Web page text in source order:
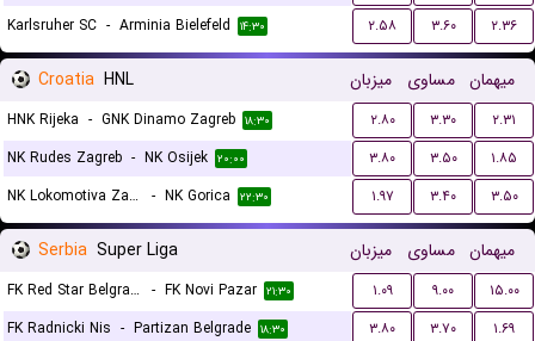
Karlsruher SC - Arminia Bielefeld ۱۴:۳۰ ۲.۵۸ ۳.۶۰ ۲.۳۶
Croatia HNL میزبان مساوی میهمان
HNK Rijeka - GNK Dinamo Zagreb ۱۸:۳۰ ۲.۸۰ ۳.۳۰
۲.۳۱
NK Rudes Zagreb - NK Osijek ۲۰:۰۰ ۳.۸۰ ۳.۵۰
۱.۸۵
NK Lokomotiva Zagreb
- NK Gorica ۲۲:۳۰ ۱.۹۷ ۳.۴۰ ۳.۵۰
Serbia Super Liga میزبان مساوی میهمان
FK Red Star Belgrade (Crvena Zvezda) - FK Novi Pazar ۲۱:۳۰ ۱.۰۹ ۹.۰۰
۱۵.۰۰
FK Radnicki Nis - Partizan Belgrade ۱۸:۳۰ ۳.۸۰ ۳.۷۰
۱.۶۹